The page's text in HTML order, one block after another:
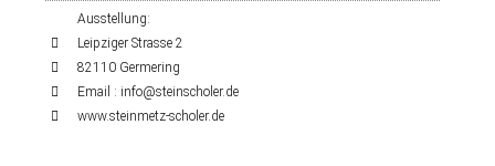
Ausstellung:
Leipziger Strasse 2
82110 Germering
Email : info@steinscholer.de
www.steinmetz-scholer.de